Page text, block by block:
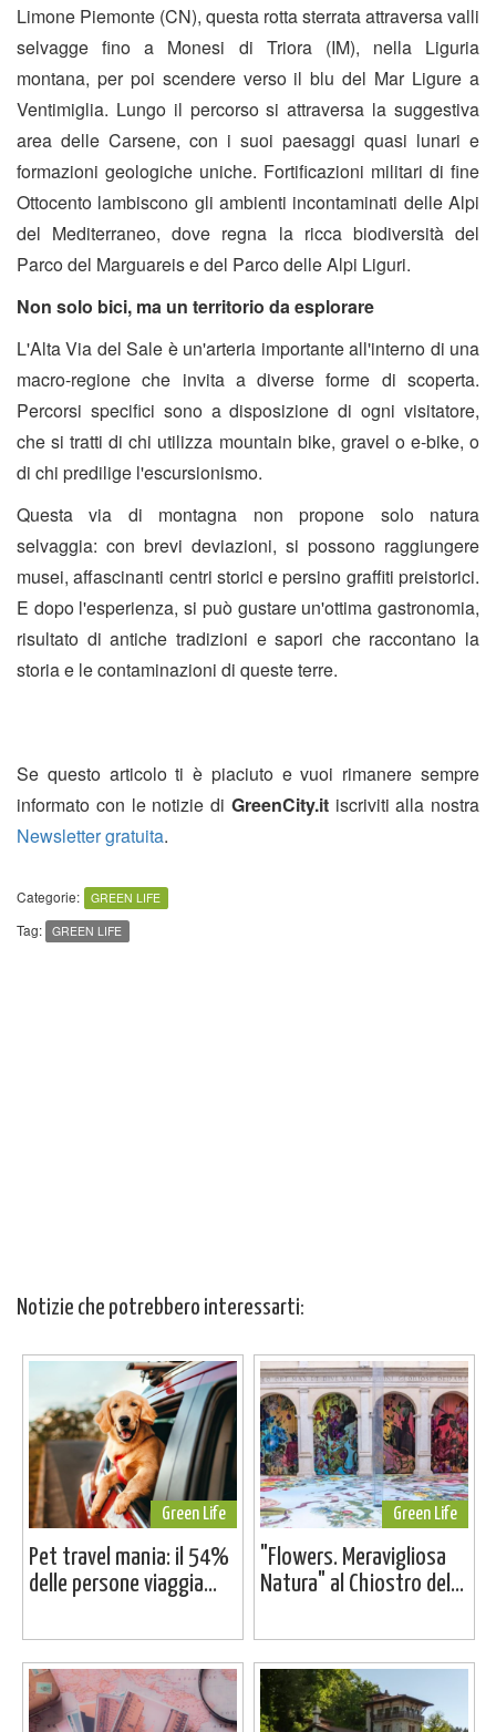
Limone Piemonte (CN), questa rotta sterrata attraversa valli
selvagge fino a Monesi di Triora (IM), nella Liguria
montana, per poi scendere verso il blu del Mar Ligure a
Ventimiglia. Lungo il percorso si attraversa la suggestiva
area delle Carsene, con i suoi paesaggi quasi lunari e
formazioni geologiche uniche. Fortificazioni militari di fine
Ottocento lambiscono gli ambienti incontaminati delle Alpi
del Mediterraneo, dove regna la ricca biodiversità del
Parco del Marguareis e del Parco delle Alpi Liguri.
Non solo bici, ma un territorio da esplorare
L'Alta Via del Sale è un'arteria importante all'interno di una
macro-regione che invita a diverse forme di scoperta.
Percorsi specifici sono a disposizione di ogni visitatore,
che si tratti di chi utilizza mountain bike, gravel o e-bike, o
di chi predilige l'escursionismo.
Questa via di montagna non propone solo natura
selvaggia: con brevi deviazioni, si possono raggiungere
musei, affascinanti centri storici e persino graffiti preistorici.
E dopo l'esperienza, si può gustare un'ottima gastronomia,
risultato di antiche tradizioni e sapori che raccontano la
storia e le contaminazioni di queste terre.
Se questo articolo ti è piaciuto e vuoi rimanere sempre
informato con le notizie di GreenCity.itiscriviti alla nostra
Newsletter gratuita.
Categorie: GREEN LIFE
Tag: GREEN LIFE
Notizie che potrebbero interessarti:
Green Life
Pet travel mania: il 54%
delle persone viaggia...
Green Life
"Flowers. Meravigliosa
Natura" al Chiostro del...